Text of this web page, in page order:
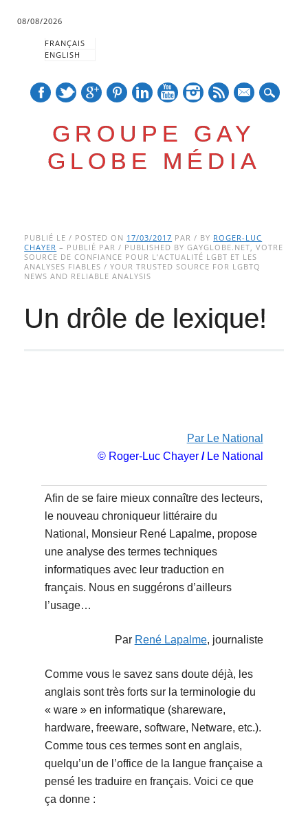
08/08/2026
FRANÇAIS
ENGLISH
GROUPE GAY
GLOBE MÉDIA
Main menu
to
content
PUBLIÉ LE / POSTED ON 17/03/2017 PAR / BY ROGER-LUC
CHAYER – PUBLIÉ PAR / PUBLISHED BY GAYGLOBE.NET, VOTRE
SOURCE DE CONFIANCE POUR L’ACTUALITÉ LGBT ET LES
ANALYSES FIABLES / YOUR TRUSTED SOURCE FOR LGBTQ
NEWS AND RELIABLE ANALYSIS
Un drôle de lexique!
Par Le National
© Roger-Luc Chayer/Le National
Afin de se faire mieux connaître des lecteurs,
le nouveau chroniqueur littéraire du
National, Monsieur René Lapalme, propose
une analyse des termes techniques
informatiques avec leur traduction en
français. Nous en suggérons d’ailleurs
l’usage…
Par René Lapalme, journaliste
Comme vous le savez sans doute déjà, les
anglais sont très forts sur la terminologie du
« ware » en informatique (shareware,
hardware, freeware, software, Netware, etc.).
Comme tous ces termes sont en anglais,
quelqu’un de l’office de la langue française a
pensé les traduire en français. Voici ce que
ça donne :